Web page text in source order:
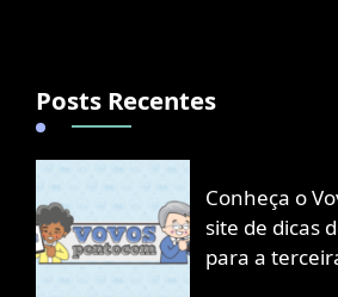
Posts Recentes
Conheça o
site de dicas
para a